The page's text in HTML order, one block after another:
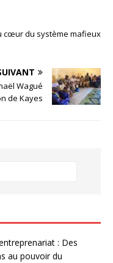
cœur du système mafieux
Wagué
de Kayes
: Des
au pouvoir du